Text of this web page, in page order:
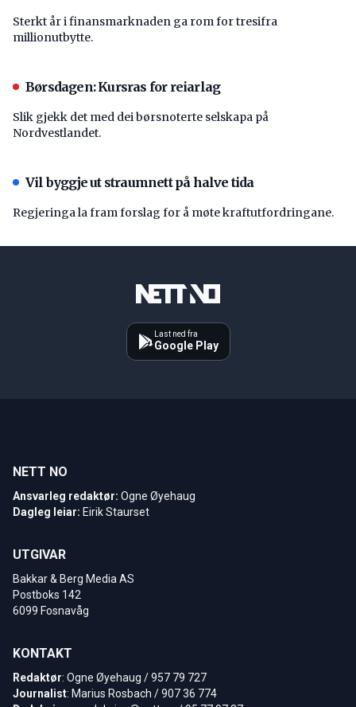
Sterkt år i finansmarknaden ga rom for tresifra
millionutbytte.
Børsdagen: Kursras for reiarlag
Slik gjekk det med dei børsnoterte selskapa på
Nordvestlandet.
Vil byggje ut straumnett på halve tida
Regjeringa la fram forslag for å møte kraftutfordringane.
Last ned fra
Google Play
NETT NO
Ansvarleg redaktør: Ogne Øyehaug
Dagleg leiar: Eirik Staurset
UTGIVAR
Bakkar & Berg Media AS
Postboks 142
6099 Fosnavåg
KONTAKT
Redaktør: Ogne Øyehaug / 957 79 727
Journalist: Marius Rosbach / 907 36 774